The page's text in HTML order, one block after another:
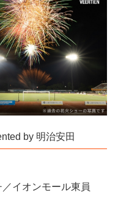
by 明治安田
イオンモール東員